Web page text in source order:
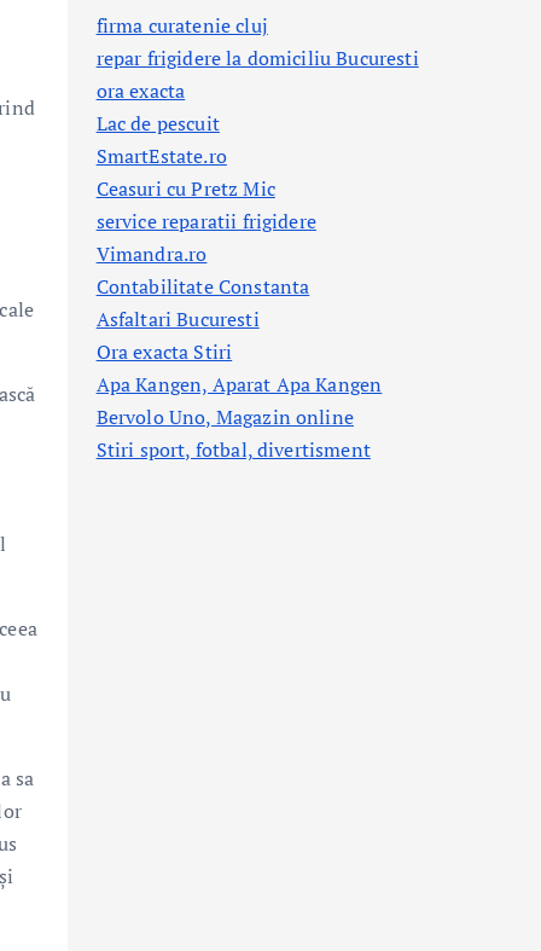
sa
firma curatenie cluj
repar frigidere la domiciliu Bucuresti
ora exacta
Lac de pescuit
SmartEstate.ro
Ceasuri cu Pretz Mic
service reparatii frigidere
Vimandra.ro
Contabilitate Constanta
Asfaltari Bucuresti
Ora exacta Stiri
Apa Kangen, Aparat Apa Kangen
Bervolo Uno, Magazin online
Stiri sport, fotbal,divertisment